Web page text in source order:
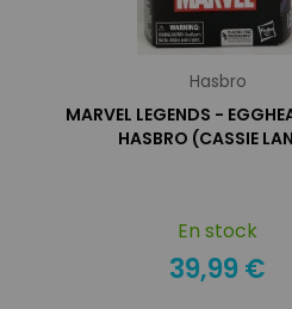
Hasbro
MARVEL LEGENDS -
HASBRO (CASSIE
En stock
39,99 €